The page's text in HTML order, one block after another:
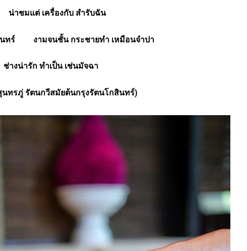
าชมแต่ เครื่องกับ สำรับฉัน
นทร์ งามจนชั้น กระชายทำ เหมือนจำปา
น่ารัก ทำเป็น เช่นมัจฉา
นทรภู่ รัตนกวีสมัยต้นกรุงรัตนโกสินทร์)